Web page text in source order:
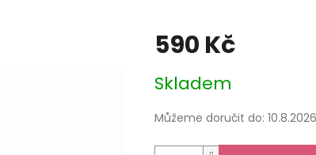
590 Kč
cena:
Skladem
Můžeme doručit do: 10.8.2026